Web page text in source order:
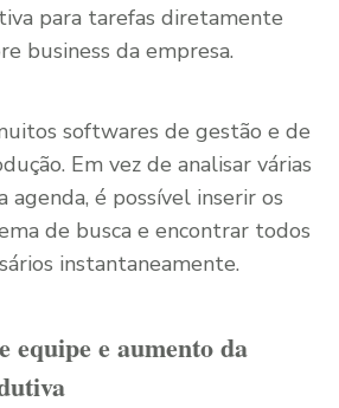
para tarefas diretamente
business da empresa.
softwares de gestão e de
Em vez de analisar várias
agenda, é possível inserir os
de busca e encontrar todos
instantaneamente.
equipe e aumento da